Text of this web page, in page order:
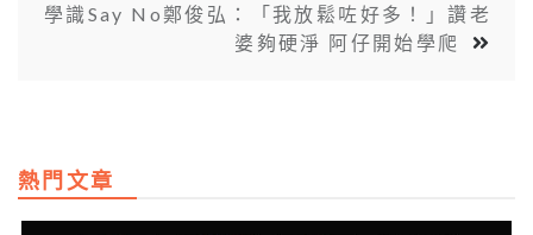
學識Say No鄭俊弘：「我放鬆咗好多！」讚老
婆夠硬淨 阿仔開始學爬
熱門文章